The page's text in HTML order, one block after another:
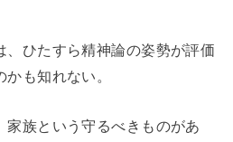
、ひたすら精神論の姿勢が評価
も知れない。
家族という守るべきものがあ